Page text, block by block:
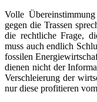
Vol­le
gegen die Tras­sen
die recht­li­che Fra­ge,
muss auch end­lich
fos­si­len
die­nen nicht der
Ver­schleie­rung der
nur die­se pro­fi­tie­ren